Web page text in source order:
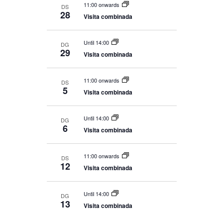
DS
28
11:00 onwards
Visita combinada
DG
29
Until 14:00
Visita combinada
DS
5
11:00 onwards
Visita combinada
DG
6
Until 14:00
Visita combinada
DS
12
11:00 onwards
Visita combinada
DG
13
Until 14:00
Visita combinada